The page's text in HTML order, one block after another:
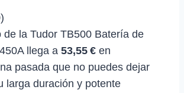
)
de la Tudor TB500 Batería de
llega a 53,55 € en
pasada que no puedes dejar
larga duración y potente